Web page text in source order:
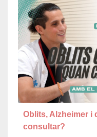
Oblits, Alzheimer i
consultar?